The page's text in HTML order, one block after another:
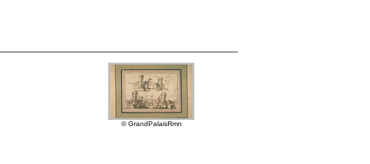
© GrandPalaisRmn